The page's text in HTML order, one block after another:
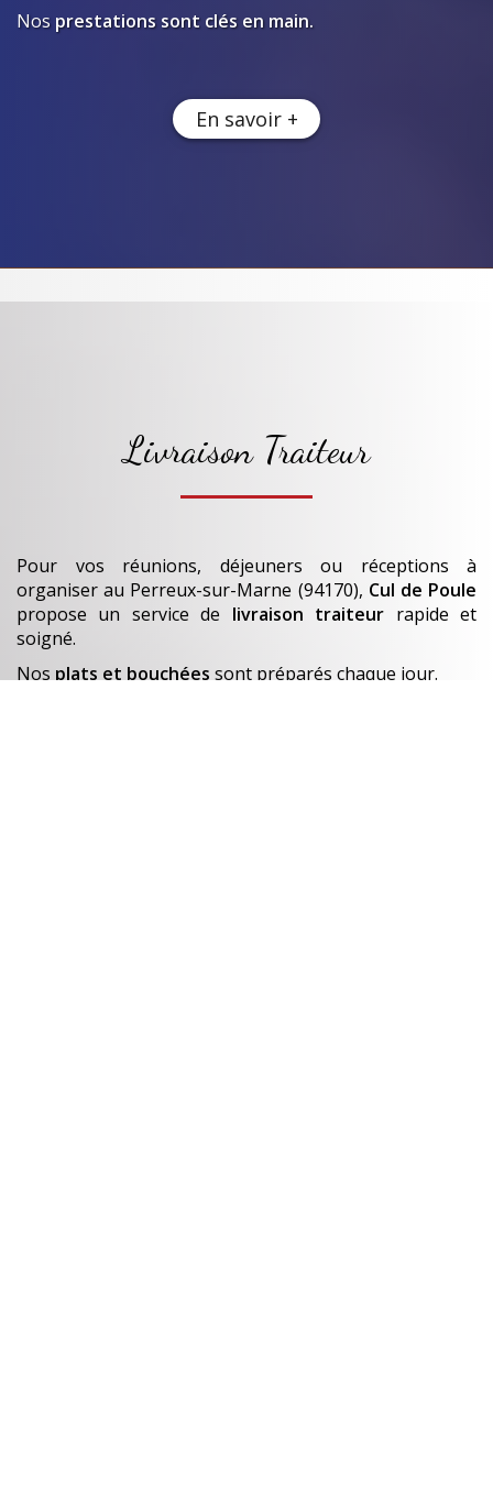
Nos prestations sont clés en main.
En savoir +
Livraison Traiteur
Pour vos réunions, déjeuners ou réceptions à
organiserau Perreux-sur-Marne (94170), Cul de Poule
propose un service de livraison traiteur rapide et
soigné.
Nos plats et bouchées sont préparés chaque jour.